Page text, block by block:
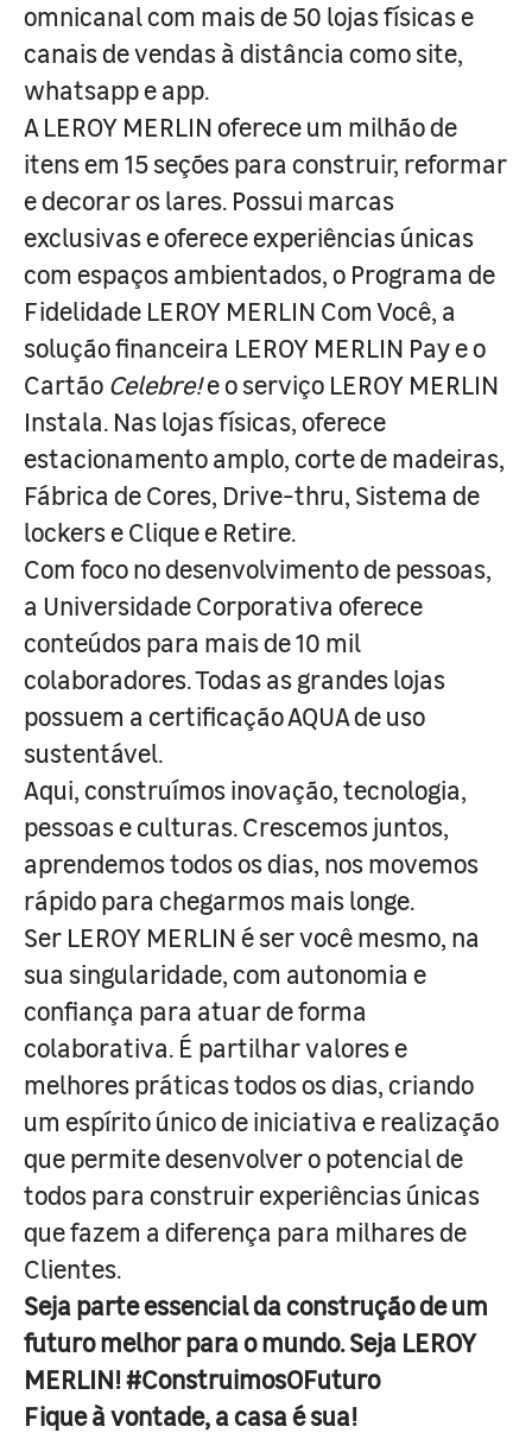
omnicanal com mais de 50 lojas físicas e
canais de vendas à distância como site,
whatsapp e app.
A LEROY MERLIN oferece um milhão de
itens em 15 seções para construir, reformar
e decorar os lares. Possui marcas
exclusivas e oferece experiências únicas
com espaços ambientados, o Programa de
Fidelidade LEROY MERLIN Com Você, a
solução financeira LEROY MERLIN Pay e o
Cartão Celebre!e o serviço LEROY MERLIN
Instala. Nas lojas físicas, oferece
estacionamento amplo, corte de madeiras,
Fábrica de Cores, Drive-thru, Sistema de
lockers e Clique e Retire.
Com foco no desenvolvimento de pessoas,
a Universidade Corporativa oferece
conteúdos para mais de 10 mil
colaboradores. Todas as grandes lojas
possuem a certificação AQUA de uso
sustentável.
Aqui, construímos inovação, tecnologia,
pessoas e culturas. Crescemos juntos,
aprendemos todos os dias, nos movemos
rápido para chegarmos mais longe.
Ser LEROY MERLIN é ser você mesmo, na
sua singularidade, com autonomia e
confiança para atuar de forma
colaborativa. É partilhar valores e
melhores práticas todos os dias, criando
um espírito único de iniciativa e realização
que permite desenvolver o potencial de
todos para construir experiências únicas
que fazem a diferença para milhares de
Clientes.
Seja parte essencial da construção de um
futuro melhor para o mundo. Seja LEROY
MERLIN! #ConstruimosOFuturo
Fique à vontade, a casa é sua!